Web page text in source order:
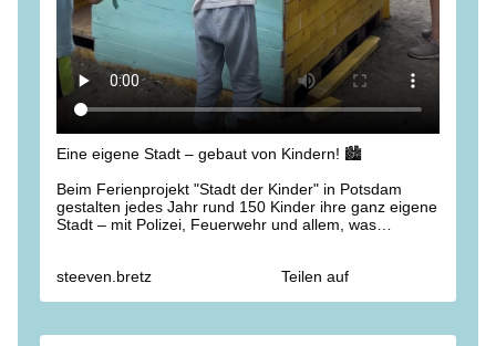
Eine eigene Stadt – gebaut von Kindern! 🏙️
Beim Ferienprojekt "Stadt der Kinder" in Potsdam
gestalten jedes Jahr rund 150 Kinder ihre ganz eigene
Stadt – mit Polizei, Feuerwehr und allem, was
Es ist beeindruckend zu sehen, wie viel Kreativität,
Dank an alle, die dieses besondere Ferienangebot
steeven.bretz Teilen auf